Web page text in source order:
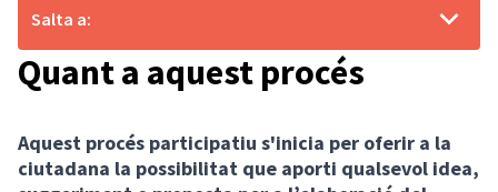
Quant a aquest procés
Aquest procés participatiu s'inicia per oferir a la
ciutadana la possibilitat que aporti qualsevol idea,
Salta a: